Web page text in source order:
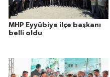
MHP Eyyübiye ilçe başkanı
belli oldu